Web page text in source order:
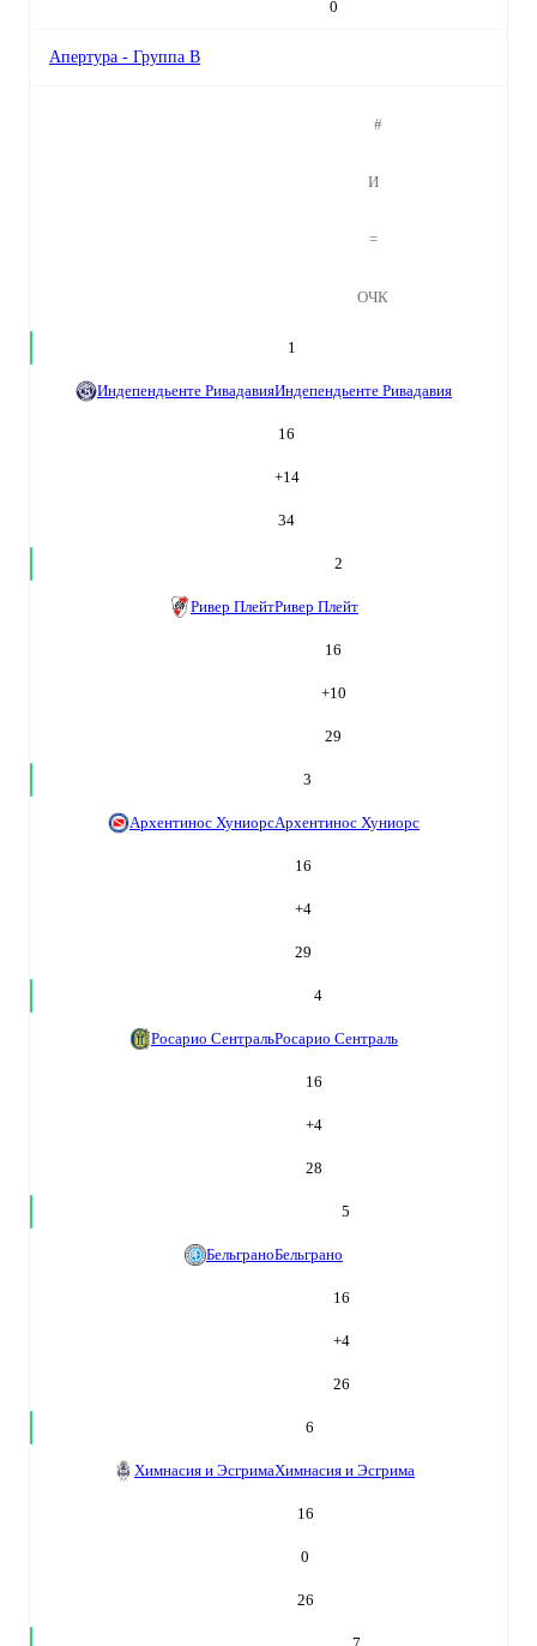
0
Апертура - Группа B
#
И
=
ОЧК
1
Индепендьенте РивадавияИндепендьенте Ривадавия
16
+14
34
2
Ривер ПлейтРивер Плейт
16
+10
29
3
Архентинос ХуниорсАрхентинос Хуниорс
16
+4
29
4
Росарио СентральРосарио Сентраль
16
+4
28
5
БельграноБельграно
16
+4
26
6
Химнасия и ЭсгримаХимнасия и Эсгрима
16
0
26